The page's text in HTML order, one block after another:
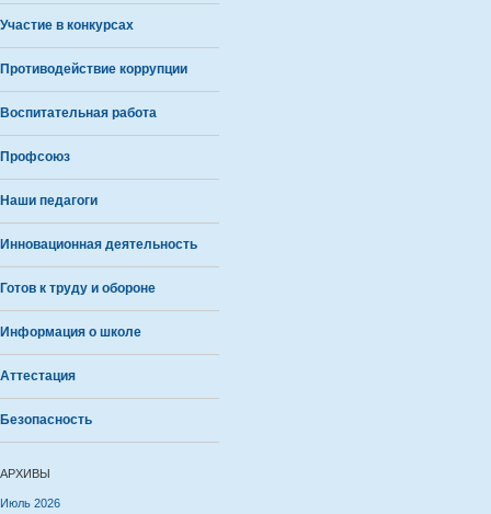
Участие в конкурсах
Противодействие коррупции
Воспитательная работа
Профсоюз
Наши педагоги
Инновационная деятельность
Готов к труду и обороне
Информация о школе
Аттестация
Безопасность
АРХИВЫ
Июль 2026